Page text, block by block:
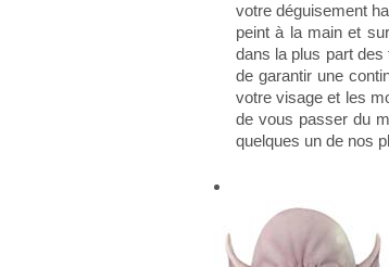
votre déguisement
peint à la main et
dans la plus part des
de garantir une
votre visage et les
de vous passer du
quelques un de nos